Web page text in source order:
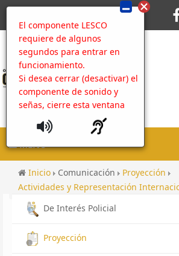
El componente LESCO
requiere de algunos
segundos para entrar en
funcionamiento.
Si desea cerrar (desactivar) el
componente de sonido y
señas, cierre esta ventana
MENU
Inicio Comunicación
Proyección
Actividades y Representación
De Interés Policial
Proyección